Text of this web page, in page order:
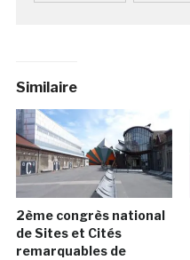
Similaire
2ème congrès national
de Sites et Cités
remarquables de